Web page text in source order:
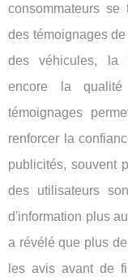
consommateurs
des témoignages
des véhicules, la
encore la qualité
témoignages
renforcer la
publicités, souvent
des utilisateurs
d'information plus
a révélé que plus
les avis avant de